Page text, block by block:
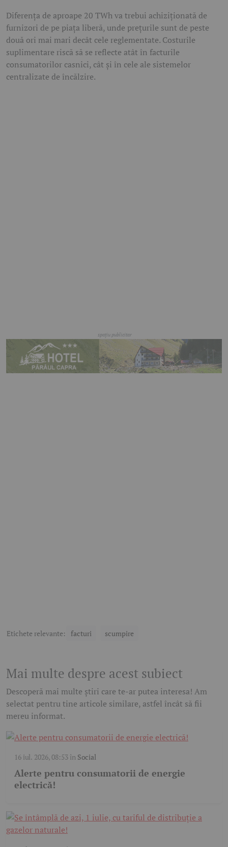
Diferența de aproape 20 TWh va trebui achiziționată de
furnizori de pe piața liberă, unde prețurile sunt de peste
două ori mai mari decât cele reglementate. Costurile
suplimentare riscă să se reflecte atât în facturile
consumatorilor casnici, cât și în cele ale sistemelor
centralizate de încălzire.
Etichete relevante: facturi scumpire
Mai multe despre acest subiect
Descoperă mai multe știri care te-ar putea interesa! Am
selectat pentru tine articole similare, astfel încât să fii
mereu informat.
16 iul. 2026, 08:53în Social
Alerte pentru consumatorii de energie
electrică!